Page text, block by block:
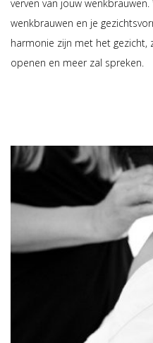
verven van jouw
wenkbrauwen en je
harmonie zijn met het gezicht,
openen en meer zal spreken.